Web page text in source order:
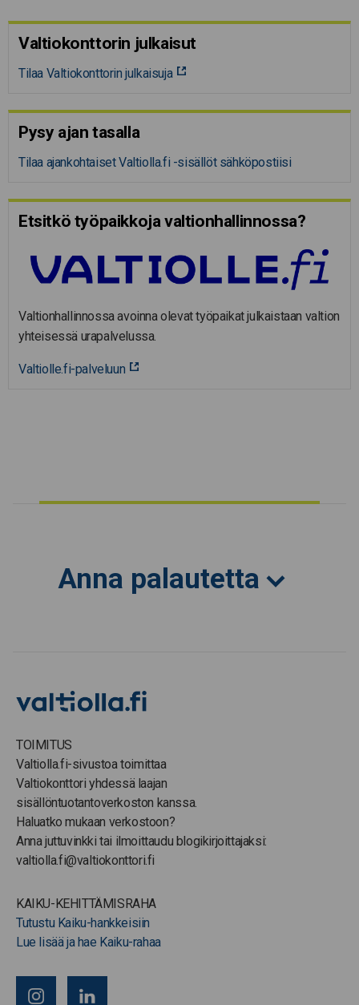
Valtiokonttorin julkaisut
Tilaa Valtiokonttorin julkaisuja
Pysy ajan tasalla
Tilaa ajankohtaiset Valtiolla.fi -sisällöt sähköpostiisi
Etsitkö työpaikkoja valtion­hal­lin­nossa?
Valtionhallinnossa avoinna olevat työpaikat julkaistaan valtion
yhteisessä urapalvelussa.
Valtiolle.fi-palveluun
Anna palautetta
TOIMITUS
Valtiolla.fi-sivustoa toimittaa
Valtiokonttori yhdessä laajan
sisällöntuotantoverkoston kanssa.
Haluatko mukaan verkostoon?
Anna juttuvinkki tai ilmoittaudu blogikirjoittajaksi:
valtiolla.fi@valtiokonttori.fi
KAIKU-KEHITTÄMISRAHA
Tutustu Kaiku-hankkeisiin
Lue lisää ja hae Kaiku-rahaa